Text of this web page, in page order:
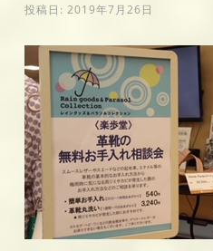
投稿日: 2019年7月26日